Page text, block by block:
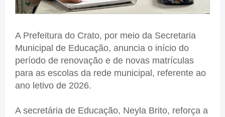
A Prefeitura do Crato, por meio da Secretaria
Municipal de Educação, anuncia o início do
período de renovação e de novas matrículas
para as escolas da rede municipal, referente ao
ano letivo de 2026.
A secretária de Educação, Neyla Brito, reforça a